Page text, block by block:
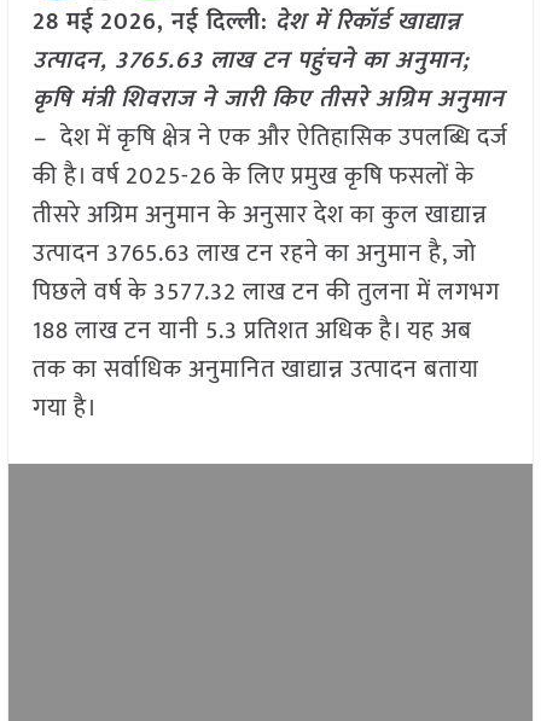
28 मई2026, नई दिल्ली: देश में रिकॉर्ड खाद्यान्न
उत्पादन, 3765.63 लाख टन पहुंचने का अनुमान;
कृषि मंत्री शिवराज ने जारी किए तीसरे अग्रिम अनुमान
–देश में कृषि क्षेत्र ने एक और ऐतिहासिक उपलब्धि दर्ज
की है। वर्ष 2025-26 के लिए प्रमुख कृषि फसलों के
तीसरे अग्रिम अनुमान के अनुसार देश का कुल खाद्यान्न
उत्पादन 3765.63 लाख टन रहने का अनुमान है, जो
पिछले वर्ष के 3577.32 लाख टन की तुलना में लगभग
188 लाख टन यानी 5.3 प्रतिशत अधिक है। यह अब
तक का सर्वाधिक अनुमानित खाद्यान्न उत्पादन बताया
गया है।